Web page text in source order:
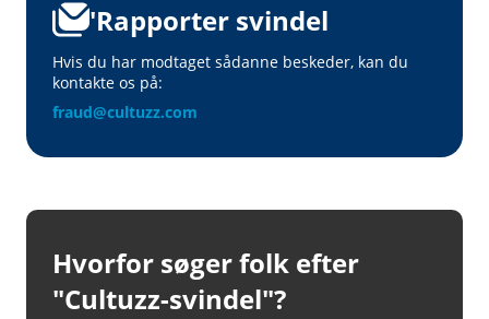
'Rapporter svindel
Hvis du har modtaget sådanne beskeder, kan du
kontakte os på:
fraud@cultuzz.com
Hvorfor søger folk efter
"Cultuzz-svindel"?